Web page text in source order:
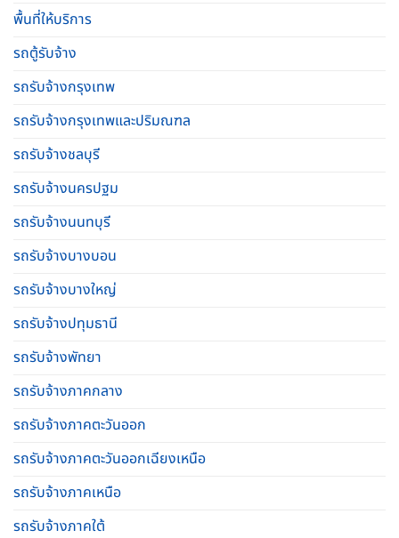
พื้นที่ให้บริการ
รถตู้รับจ้าง
รถรับจ้างกรุงเทพ
รถรับจ้างกรุงเทพและปริมณฑล
รถรับจ้างชลบุรี
รถรับจ้างนครปฐม
รถรับจ้างนนทบุรี
รถรับจ้างบางบอน
รถรับจ้างบางใหญ่
รถรับจ้างปทุมธานี
รถรับจ้างพัทยา
รถรับจ้างภาคกลาง
รถรับจ้างภาคตะวันออก
รถรับจ้างภาคตะวันออกเฉียงเหนือ
รถรับจ้างภาคเหนือ
รถรับจ้างภาคใต้